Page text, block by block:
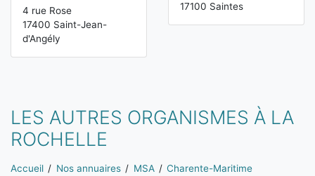
4 rue Rose
17400 Saint-Jean-
d'Angély
17100 Saintes
LES AUTRES ORGANISMES À LA
ROCHELLE
Vous êtes ici:
Accueil Nos annuaires MSA
Charente-Maritime